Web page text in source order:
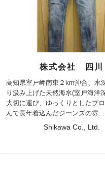
株式会社 四川
高知県室戸岬南東２km沖合、水
り汲み上げた天然海水(室戸海洋
大切に運び、ゆっくりとしたプ
んで長年着込んだジーンズの雰...
Shikawa Co., Ltd.